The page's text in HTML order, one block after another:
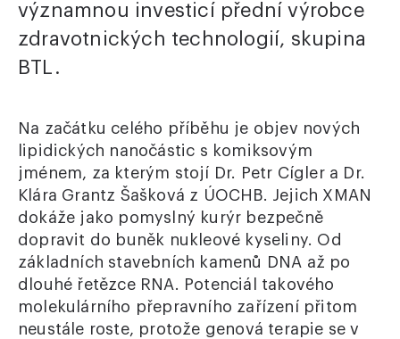
významnou investicí přední výrobce
zdravotnických technologií, skupina
BTL.
Na začátku celého příběhu je objev nových
lipidických nanočástic s komiksovým
jménem, za kterým stojí Dr. Petr Cígler a Dr.
Klára Grantz Šašková z ÚOCHB. Jejich XMAN
dokáže jako pomyslný kurýr bezpečně
dopravit do buněk nukleové kyseliny. Od
základních stavebních kamenů DNA až po
dlouhé řetězce RNA. Potenciál takového
molekulárního přepravního zařízení přitom
neustále roste, protože genová terapie se v